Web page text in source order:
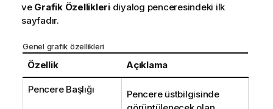
ve Grafik Özellikleridiyalog penceresindeki ilk
sayfadır.
Genel grafik özellikleri
Özellik Açıklama
Pencere Başlığı
Pencere üstbilgisinde